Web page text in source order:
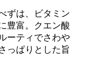
ずは、ビタミン
豊富。クエン酸
ーティでさわや
っぱりとした旨